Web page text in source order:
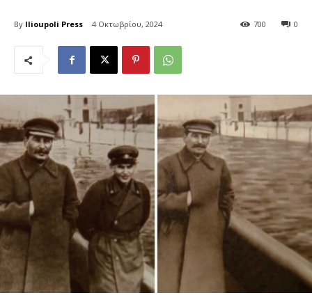
By Ilioupoli Press 4 Οκτωβρίου, 2024 0
700